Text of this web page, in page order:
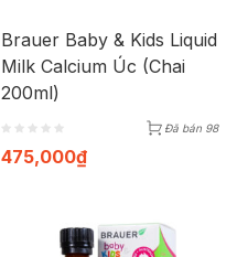
Brauer Baby & Kids Liquid
Milk Calcium Úc (Chai
200ml)
Đã bán 98
475,000₫